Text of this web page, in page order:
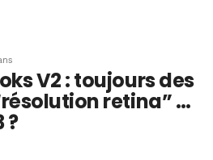
V2 : toujours des
retina” …
?